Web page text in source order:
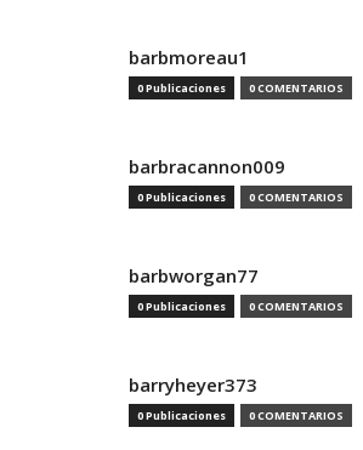
barbmoreau1
0 Publicaciones 0 COMENTARIOS
barbracannon009
0 Publicaciones 0 COMENTARIOS
barbworgan77
0 Publicaciones 0 COMENTARIOS
barryheyer373
0 Publicaciones 0 COMENTARIOS